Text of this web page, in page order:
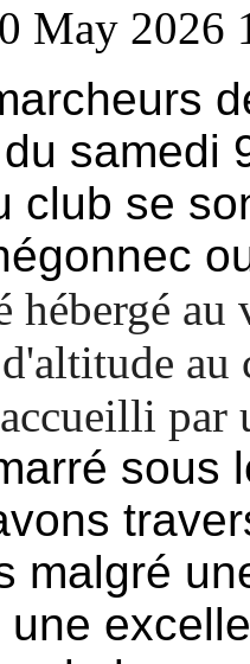
May 2026
samedi
club se
hébergé
au
par
sous
malgré